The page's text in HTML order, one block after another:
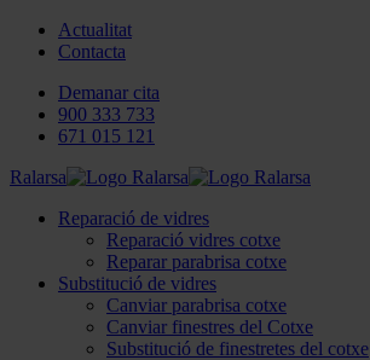
Actualitat
Contacta
Demanar cita
900 333 733
671 015 121
Ralarsa
Reparació de vidres
Reparació vidres cotxe
Reparar parabrisa cotxe
Substitució de vidres
Canviar parabrisa cotxe
Canviar finestres del Cotxe
Substitució de finestretes del cotxe